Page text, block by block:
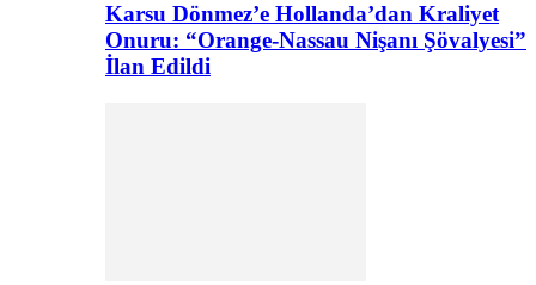
Karsu Dönmez’e Hollanda’dan Kraliyet
Onuru: “Orange-Nassau Nişanı Şövalyesi”
İlan Edildi